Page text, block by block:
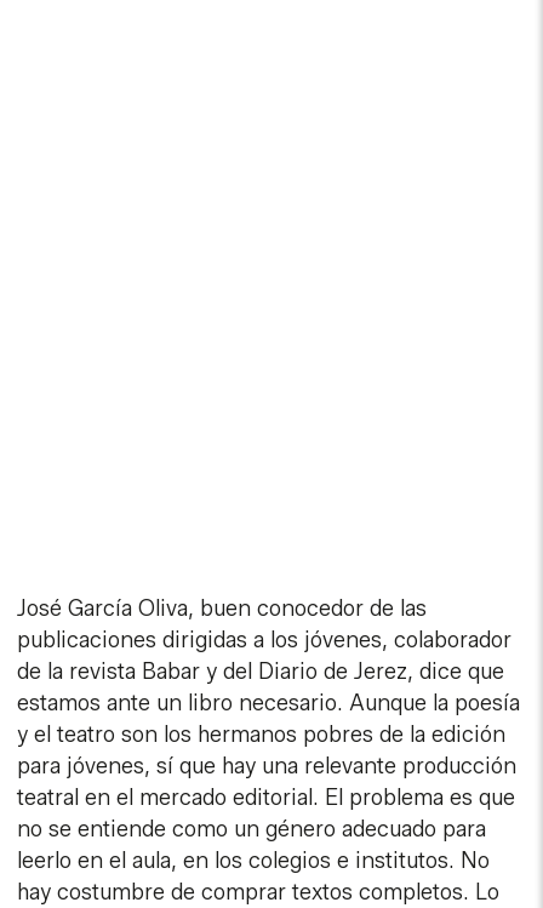
José García Oliva, buen conocedor de las
publicaciones dirigidas a los jóvenes, colaborador
de la revista Babar y del Diario de Jerez, dice que
estamos ante un libro necesario. Aunque la poesía
y el teatro son los hermanos pobres de la edición
para jóvenes, sí que hay una relevante producción
teatral en el mercado editorial. El problema es que
no se entiende como un género adecuado para
leerlo en el aula, en los colegios e institutos. No
hay costumbre de comprar textos completos. Lo